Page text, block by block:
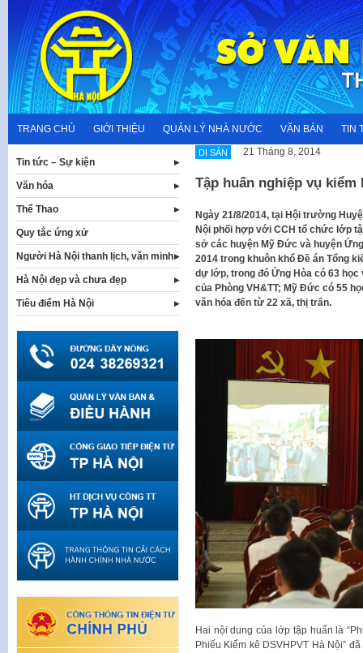
content
TRANG CHỦ GIỚI THIỆU QUẢN LÝ NHÀ NƯỚC VĂN BẢN TIN
DI SẢN 21 Tháng 8, 2014
Tập huấn nghiệp vụ kiểm
​Ngày 21/8/2014, tại Hội trường
Nội phối hợp với CCH tổ chức lớp
sở các huyện Mỹ Đức và huyện
2014 trong khuôn khổ Đề án Tổng
dự lớp, trong đó Ứng Hòa có 63
của Phòng VH&TT; Mỹ Đức có 55
văn hóa đến từ 22 xã, thị trấn.
Hai nội dung của lớp tập huấn là
Phiếu Kiểm kê DSVHPVT Hà Nội”
Tin tức – Sự kiện
Văn hóa
Thể Thao
Quy tắc ứng xử
Người Hà Nội thanh lịch, văn minh
Hà Nội đẹp và chưa đẹp
Tiêu điểm Hà Nội